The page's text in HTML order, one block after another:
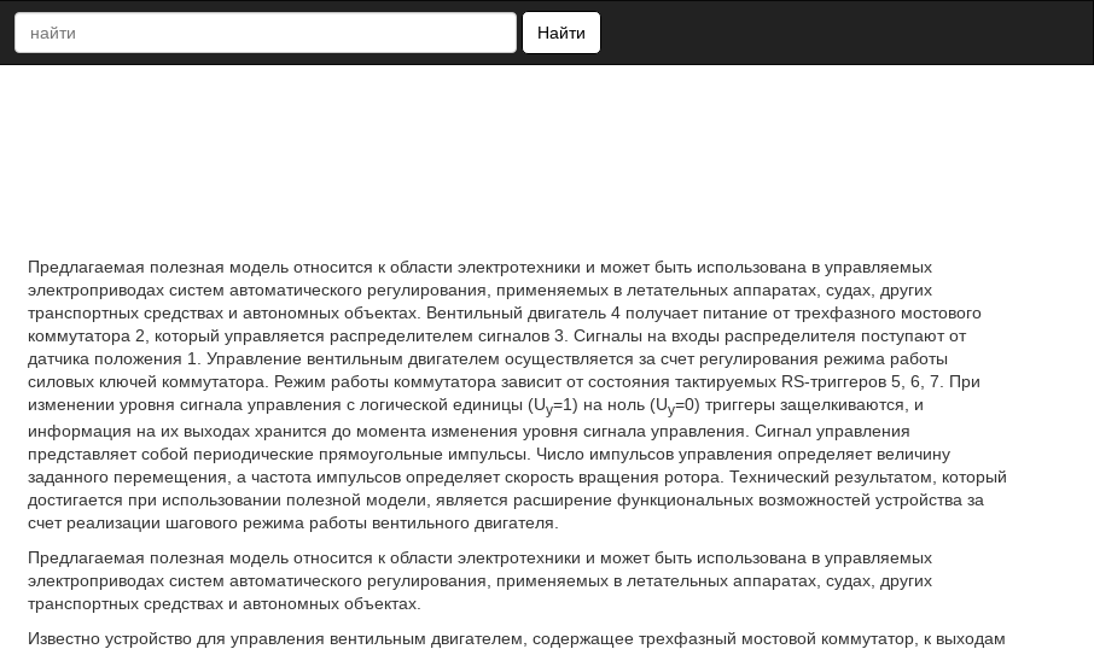
Найти
Предлагаемая полезная модель относится к области электротехники и может быть использована в управляемых
электроприводах систем автоматического регулирования, применяемых в летательных аппаратах, судах, других
транспортных средствах и автономных объектах. Вентильный двигатель 4 получает питание от трехфазного мостового
коммутатора 2, который управляется распределителем сигналов 3. Сигналы на входы распределителя поступают от
датчика положения 1. Управление вентильным двигателем осуществляется за счет регулирования режима работы
силовых ключей коммутатора. Режим работы коммутатора зависит от состояния тактируемых RS-триггеров 5, 6, 7. При
изменении уровня сигнала управления с логической единицы (Uу=1) на ноль (Uу=0) триггеры защелкиваются, и
информация на их выходах хранится до момента изменения уровня сигнала управления. Сигнал управления
представляет собой периодические прямоугольные импульсы. Число импульсов управления определяет величину
заданного перемещения, а частота импульсов определяет скорость вращения ротора. Технический результатом, который
достигается при использовании полезной модели, является расширение функциональных возможностей устройства за
счет реализации шагового режима работы вентильного двигателя.
Предлагаемая полезная модель относится к области электротехники и может быть использована в управляемых
электроприводах систем автоматического регулирования, применяемых в летательных аппаратах, судах, других
транспортных средствах и автономных объектах.
Известно устройство для управления вентильным двигателем, содержащее трехфазный мостовой коммутатор, к выходам